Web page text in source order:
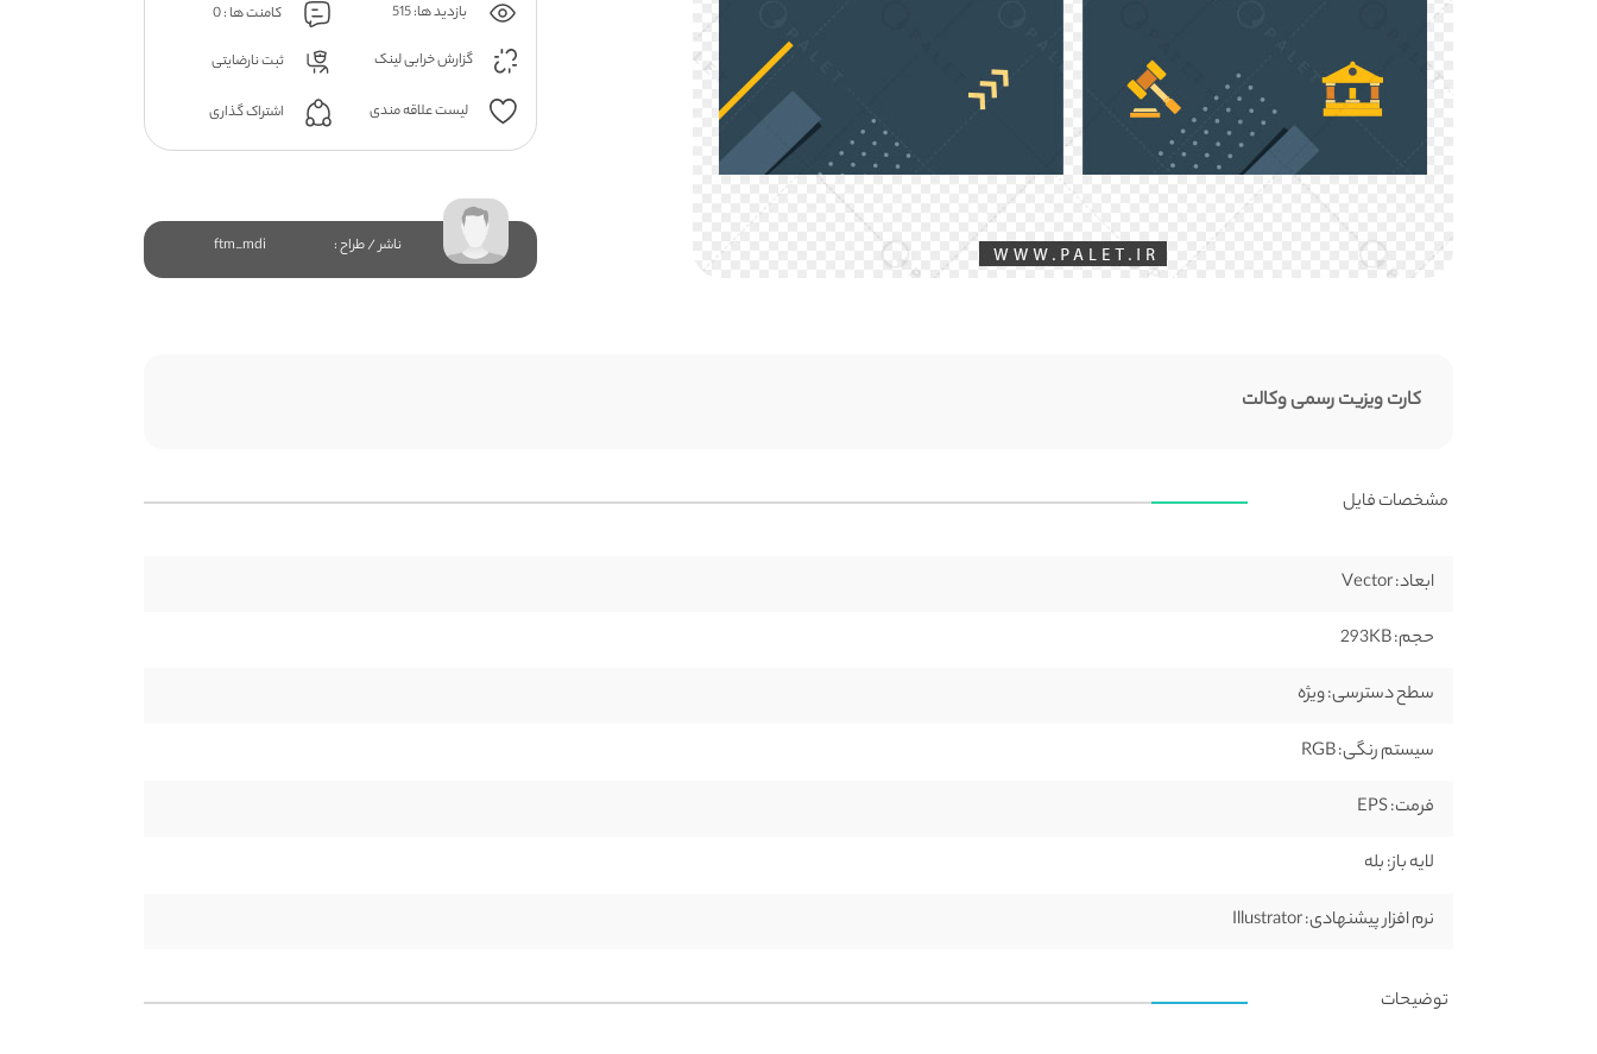
بازدید ها: 515
کامنت ها : 0
گزارش خرابی لینک
ثبت نارضایتی
لیست علاقه مندی اشتراک گذاری
ناشر / طراح : ftm_mdi
کارت ویزیت رسمی وکالت
مشخصات فایل
ابعاد:
حجم:
سطح دسترسی:ویژه
سیستم رنگی:
فرمت:
لایه باز:بله
نرم افزار پیشنهادی:
توضیحات